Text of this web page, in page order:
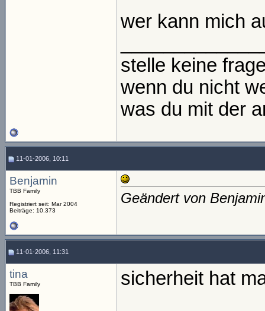
wer kann mich
stelle keine
wenn du nicht
was du mit der
11-01-2006, 10:11
Benjamin
TBB Family
Registriert seit: Mar 2004
Beiträge: 10.373
Geändert von
11-01-2006, 11:31
tina
TBB Family sicherheit hat